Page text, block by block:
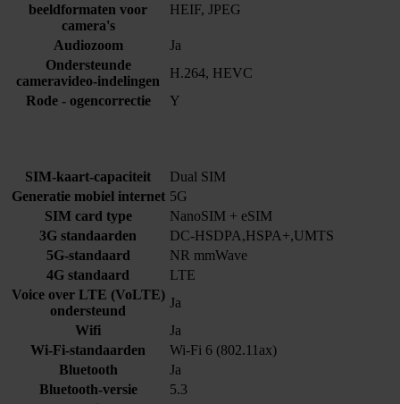
beeldformaten voor
camera's
HEIF, JPEG
Audiozoom
Ja
Ondersteunde
cameravideo-indelingen
H.264, HEVC
Rode - ogencorrectie
Y
SIM-kaart-capaciteit
Dual SIM
Generatie mobiel internet 5G
SIM card type
NanoSIM + eSIM
3G standaarden
DC-HSDPA,HSPA+,UMTS
5G-standaard
NR mmWave
4G standaard
LTE
Voice over LTE (VoLTE)
ondersteund
Ja
Wifi
Ja
Wi-Fi-standaarden
Wi-Fi 6 (802.11ax)
Bluetooth
Ja
Bluetooth-versie
5.3